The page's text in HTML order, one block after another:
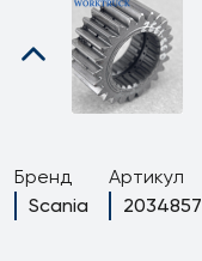
Бренд
Scania
Артикул
2034857